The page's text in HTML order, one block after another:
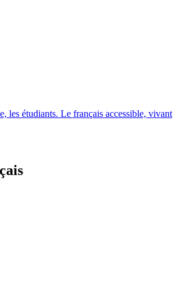
les étudiants. Le français accessible, vivant